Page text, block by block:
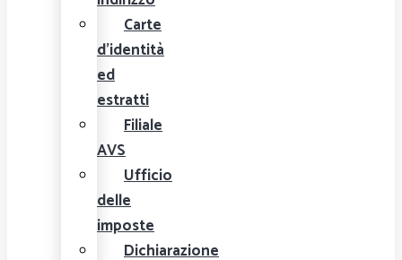
Carte
d'identità
ed
estratti
Filiale
AVS
Ufficio
delle
imposte
Dichiarazione